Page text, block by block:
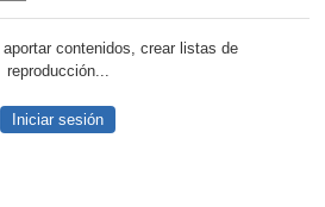
aportar contenidos, crear listas de
reproducción...
Iniciar sesión